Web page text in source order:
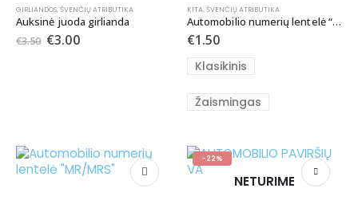
GIRLIANDOS, ŠVENČIŲ ATRIBUTIKA
Auksinė juoda girlianda
€3.50 €3.00
KITA, ŠVENČIŲ ATRIBUTIKA
Automobilio numerių lentelė “Just Merried”
€1.50
Klasikinis
Žaismingas
-22%
NETURIME